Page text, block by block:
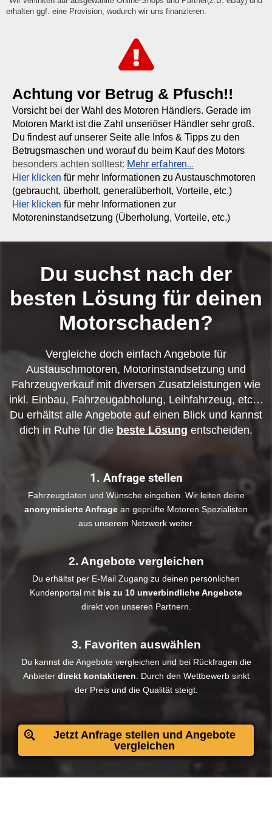
erhalten ggf. eine Provision, wodurch wir uns finanzieren.
Achtung vor Betrug & Pfusch!!
Vorsicht bei der Wahl des Motoren Händlers. Gerade im
Motoren Markt ist die Zahl unseriöser Händler sehr groß.
Du findest auf unserer Seite alle Infos & Tipps zu den
Betrugsmaschen und worauf du beim Kauf des Motors
besonders achten solltest: Mehr erfahren…
Hier klicken für mehr Informationen zu Austauschmotoren
(gebraucht, überholt, generalüberholt, Vorteile, etc.)
Hier klicken für mehr Informationen zur
Motoreninstandsetzung (Überholung, Vorteile, etc.)
Du suchst nach der
besten Lösung für deinen
Motorschaden?
Vergleiche doch einfach Angebote für
Austauschmotoren, Motorinstandsetzung und
Fahrzeugverkauf mit diversen Zusatzleistungen wie
inkl. Einbau, Fahrzeugabholung, Leihfahrzeug, etc…
Du erhältst alle Angebote auf einen Blick und kannst
dich in Ruhe für die beste Lösung entscheiden.
1. Anfrage stellen
Fahrzeugdaten und Wünsche eingeben. Wir leiten deine
anonymisierte Anfrage an geprüfte Motoren Spezialisten
aus unserem Netzwerk weiter.
2. Angebote vergleichen
Du erhältst per E-Mail Zugang zu deinen persönlichen
Kundenportal mit bis zu 10 unverbindliche Angebote
direkt von unseren Partnern.
3. Favoriten auswählen
Du kannst die Angebote vergleichen und bei Rückfragen die
Anbieter direkt kontaktieren . Durch den Wettbewerb sinkt
der Preis und die Qualität steigt.​
Jetzt Anfrage stellen und Angebote
vergleichen